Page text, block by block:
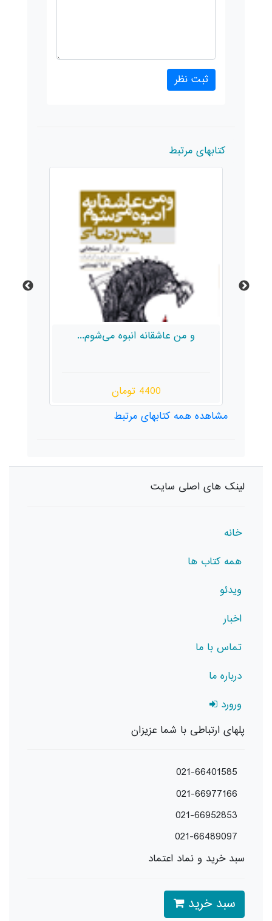
کتابهای مرتبط
مرا به عشق بسپارید انبوه می‌شوم...
مشاهده همه کتابهای مرتبط
لینک های اصلی سایت
خانه
همه کتاب ها
ویدئو
اخبار
تماس با ما
درباره ما
ورورد
پلهای ارتباطی با شما عزیزان
021-66401585
021-66977166
021-66952853
021-66489097
سبد خرید و نماد اعتماد
سبد خرید